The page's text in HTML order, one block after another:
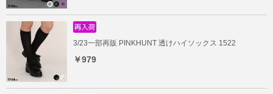
3/23一部再販 PINKHUNT 透けハイソックス 1522
￥979